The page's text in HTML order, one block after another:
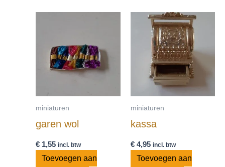
miniaturen
garen wol
€ 1,55 incl. btw
Toevoegen aan
miniaturen
kassa
€4,95 incl. btw
Toevoegen aan